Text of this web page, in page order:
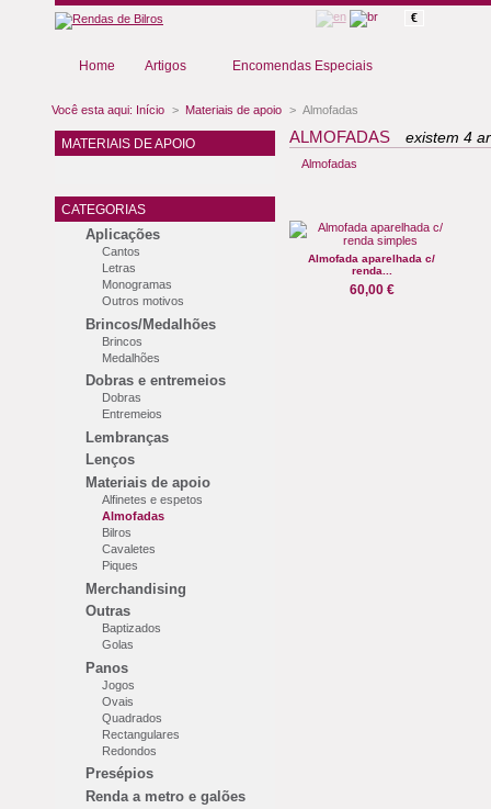
€
Home Artigos Encomendas Especiais
MATERIAIS DE APOIO
CATEGORIAS
Aplicações
Cantos
Letras
Monogramas
Outros motivos
Brincos/Medalhões
Brincos
Medalhões
Dobras e entremeios
Dobras
Entremeios
Lembranças
Lenços
Materiais de apoio
Alfinetes e espetos
Almofadas
Bilros
Cavaletes
Piques
Merchandising
Outras
Baptizados
Golas
Panos
Jogos
Ovais
Quadrados
Rectangulares
Redondos
Presépios
Renda a metro e galões
Você esta aqui: Início > Materiais de apoio > Almofadas
ALMOFADAS existem 4
Almofadas
Almofada aparelhada c/
renda...
60,00 €